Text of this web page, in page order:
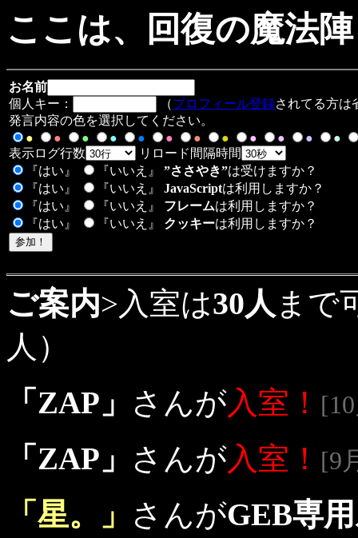
ここは、回復の魔法
お名前
個人キー：
（プロフィール登録されてる方は
発言内容の色を選択してください。
●
● ● ● ● ● ● ● ● ● ●
●
表示ログ行数
リロード間隔時間
『はい』
『いいえ』 ”ささやき”は受けますか？
『はい』
『いいえ』 JavaScriptは利用しますか？
『はい』
『いいえ』 フレームは利用しますか？
『はい』
『いいえ』 クッキーは利用しますか？
ご案内>入室は30人 まで
人）
「ZAP」
さんが入室！
「ZAP」 さんが入室！ [9
「星。」 さんがGEB専